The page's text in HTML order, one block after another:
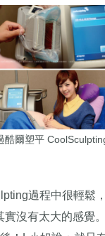
爾塑平
過程中很輕鬆
沒有太大的感覺。